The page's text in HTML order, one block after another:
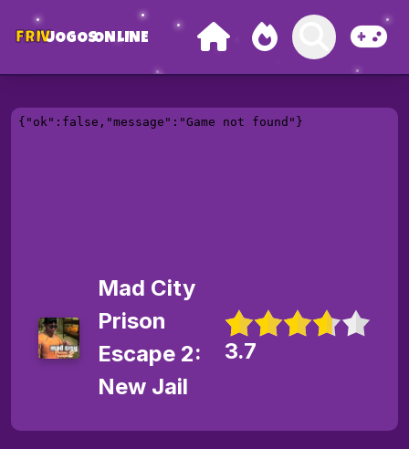
FRIVJOGOSONLINE
Mad City
Prison
Escape 2:
New Jail
3.7